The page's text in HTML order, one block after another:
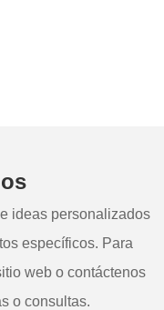
ideas personalizados
específicos. Para
web o contáctenos
o consultas.